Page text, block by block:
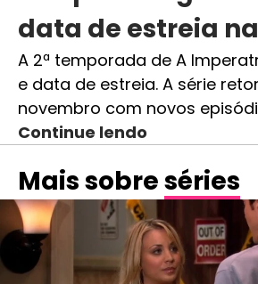
data de estreia
A 2ª temporada de A
e data de estreia. A série
novembro com novos
Continue lendo
Mais sobreséries